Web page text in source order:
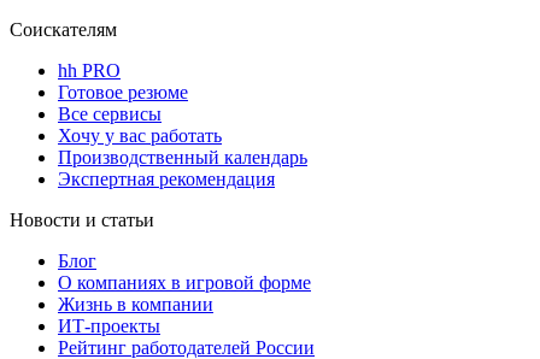
Соискателям
hh PRO
Готовое резюме
Все сервисы
Хочу у вас работать
Производственный календарь
Экспертная рекомендация
Новости и статьи
Блог
О компаниях в игровой форме
Жизнь в компании
ИТ-проекты
Рейтинг работодателей России